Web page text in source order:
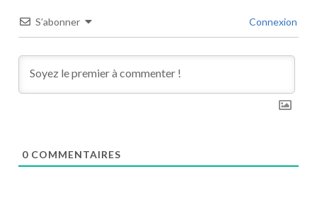
S’abonner Connexion
0 COMMENTAIRES